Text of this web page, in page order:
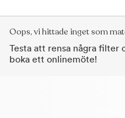
Oops, vi hittade inget som
Testa att rensa några filter
boka ett onlinemöte!